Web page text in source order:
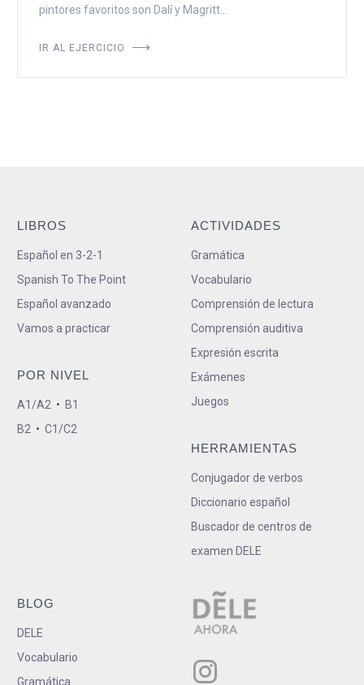
pintores favoritos son Dalí y Magritt...
IR AL EJERCICIO
LIBROS
Español en 3-2-1
Spanish To The Point
Español avanzado
Vamos a practicar
POR NIVEL
A1/A2 • B1
B2 • C1/C2
ACTIVIDADES
Gramática
Vocabulario
Comprensión de lectura
Comprensión auditiva
Expresión escrita
Exámenes
Juegos
HERRAMIENTAS
Conjugador de verbos
Diccionario español
Buscador de centros de
examen DELE
BLOG
DELE
Vocabulario
Gramática